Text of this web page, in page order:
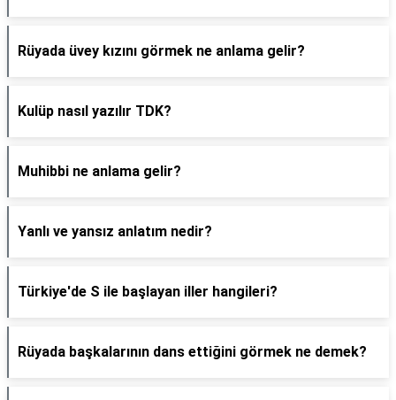
Rüyada üvey kızını görmek ne anlama gelir?
Kulüp nasıl yazılır TDK?
Muhibbi ne anlama gelir?
Yanlı ve yansız anlatım nedir?
Türkiye'de S ile başlayan iller hangileri?
Rüyada başkalarının dans ettiğini görmek ne demek?